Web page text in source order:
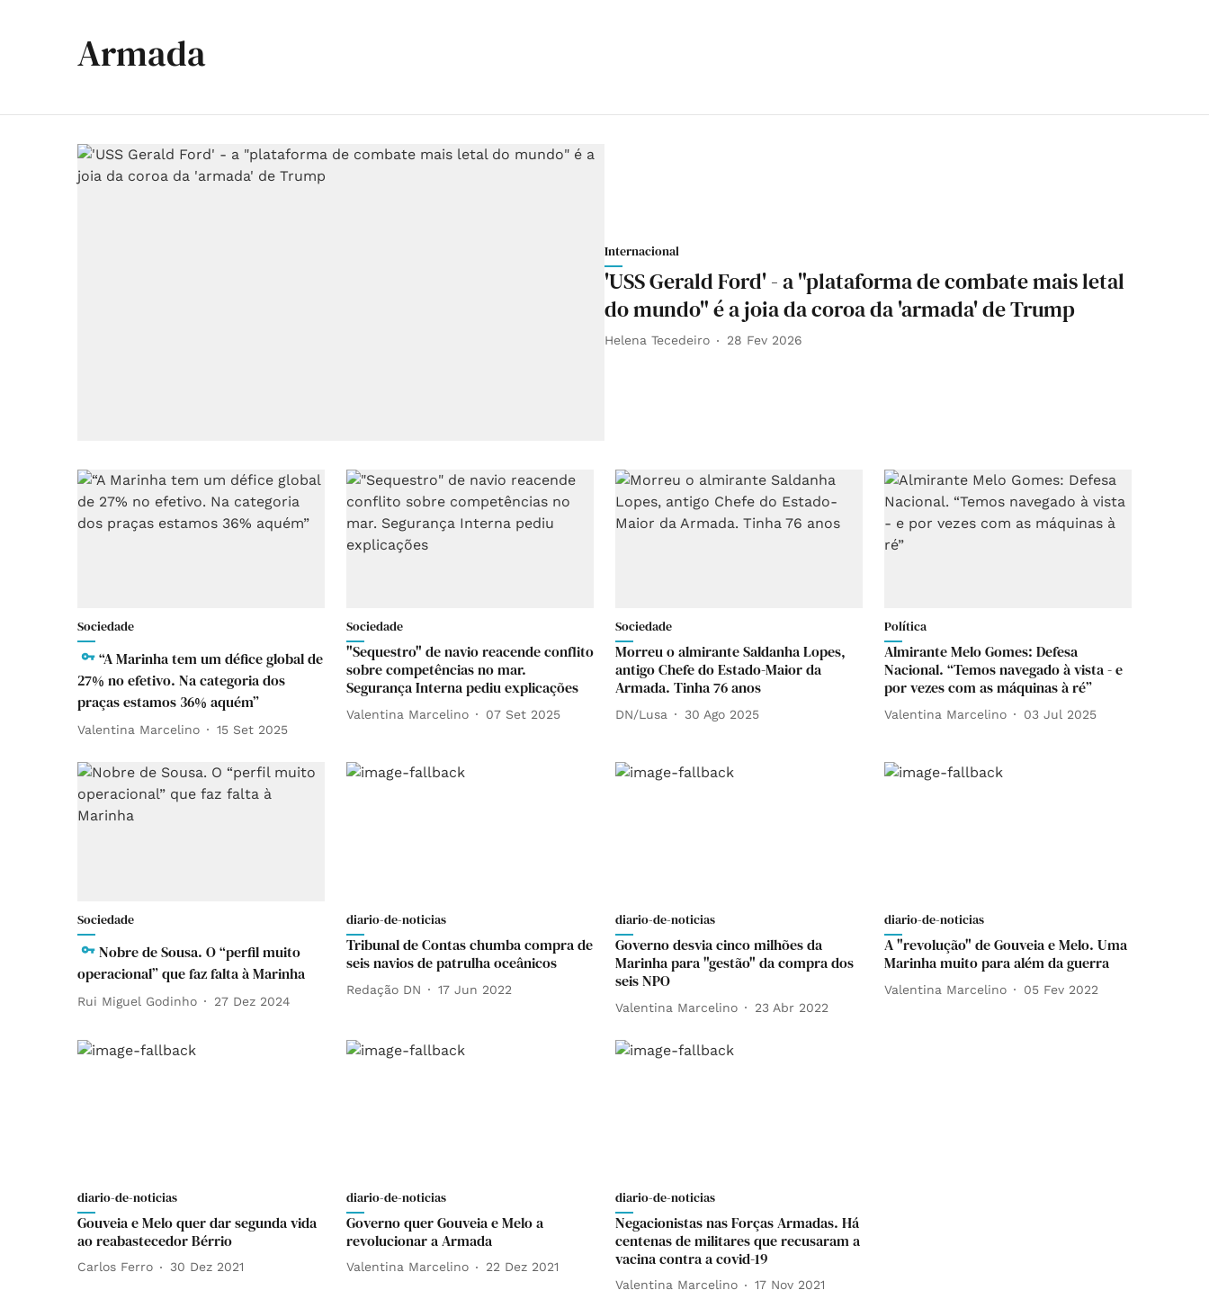
Armada
Internacional
'USS Gerald Ford' - a "plataforma de combate mais letal
do mundo" é a joia da coroa da 'armada' de Trump
Helena Tecedeiro 28 Fev 2026
Sociedade
“A Marinha tem um défice global de
27% no efetivo. Na categoria dos
praças estamos 36% aquém”
Valentina Marcelino 15 Set 2025
Sociedade
"Sequestro" de navio reacende conflito
sobre competências no mar.
Segurança Interna pediu explicações
Valentina Marcelino 07 Set 2025
Sociedade
Morreu o almirante Saldanha Lopes,
antigo Chefe do Estado-Maior da
Armada. Tinha 76 anos
DN/Lusa 30 Ago 2025
Política
Almirante Melo Gomes: Defesa
Nacional. “Temos navegado à vista - e
por vezes com as máquinas à ré”
Valentina Marcelino 03 Jul 2025
Sociedade
Nobre de Sousa. O “perfil muito
operacional” que faz falta à Marinha
Rui Miguel Godinho 27 Dez 2024
diario-de-noticias
Tribunal de Contas chumba compra de
seis navios de patrulha oceânicos
Redação DN 17 Jun 2022
diario-de-noticias
Governo desvia cinco milhões da
Marinha para "gestão" da compra dos
seis NPO
Valentina Marcelino 23 Abr 2022
diario-de-noticias
A "revolução" de Gouveia e Melo. Uma
Marinha muito para além da guerra
Valentina Marcelino 05 Fev 2022
diario-de-noticias
Gouveia e Melo quer dar segunda vida
ao reabastecedor Bérrio
Carlos Ferro 30 Dez 2021
diario-de-noticias
Governo quer Gouveia e Melo a
revolucionar a Armada
Valentina Marcelino 22 Dez 2021
diario-de-noticias
Negacionistas nas Forças Armadas. Há
centenas de militares que recusaram a
vacina contra a covid-19
Valentina Marcelino 17 Nov 2021